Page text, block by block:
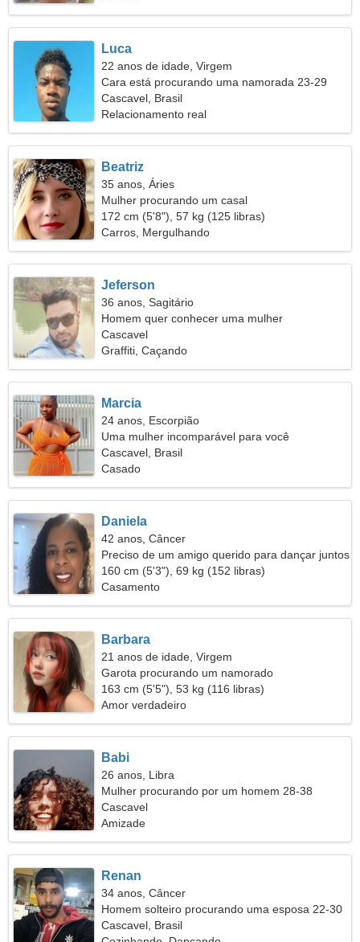
Luca
22 anos de idade, Virgem
Cara está procurando uma namorada 23-29
Cascavel, Brasil
Relacionamento real
Beatriz
35 anos, Áries
Mulher procurando um casal
172 cm (5'8"), 57 kg (125 libras)
Carros, Mergulhando
Jeferson
36 anos, Sagitário
Homem quer conhecer uma mulher
Cascavel
Graffiti, Caçando
Marcia
24 anos, Escorpião
Uma mulher incomparável para você
Cascavel, Brasil
Casado
Daniela
42 anos, Câncer
Preciso de um amigo querido para dançar juntos
160 cm (5'3"), 69 kg (152 libras)
Casamento
Barbara
21 anos de idade, Virgem
Garota procurando um namorado
163 cm (5'5"), 53 kg (116 libras)
Amor verdadeiro
Babi
26 anos, Libra
Mulher procurando por um homem 28-38
Cascavel
Amizade
Renan
34 anos, Câncer
Homem solteiro procurando uma esposa 22-30
Cascavel, Brasil